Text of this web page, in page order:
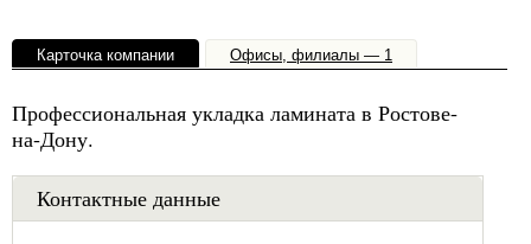
Карточка компании Офисы, филиалы — 1
Профессиональная укладка ламината в Ростове-
на-Дону.
Контактные данные